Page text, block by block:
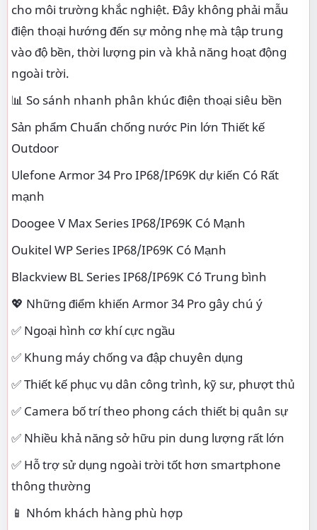
cho môi trường khắc nghiệt. Đây không phải mẫu
điện thoại hướng đến sự mỏng nhẹ mà tập trung
vào độ bền, thời lượng pin và khả năng hoạt động
ngoài trời.
📊 So sánh nhanh phân khúc điện thoại siêu bền
Sản phẩm Chuẩn chống nước Pin lớn Thiết kế
Outdoor
Ulefone Armor 34 Pro IP68/IP69K dự kiến Có Rất
mạnh
Doogee V Max Series IP68/IP69K Có Mạnh
Oukitel WP Series IP68/IP69K Có Mạnh
Blackview BL Series IP68/IP69K Có Trung bình
💖 Những điểm khiến Armor 34 Pro gây chú ý
✅ Ngoại hình cơ khí cực ngầu
✅ Khung máy chống va đập chuyên dụng
✅ Thiết kế phục vụ dân công trình, kỹ sư, phượt thủ
✅ Camera bố trí theo phong cách thiết bị quân sự
✅ Nhiều khả năng sở hữu pin dung lượng rất lớn
✅ Hỗ trợ sử dụng ngoài trời tốt hơn smartphone
thông thường
📱 Nhóm khách hàng phù hợp